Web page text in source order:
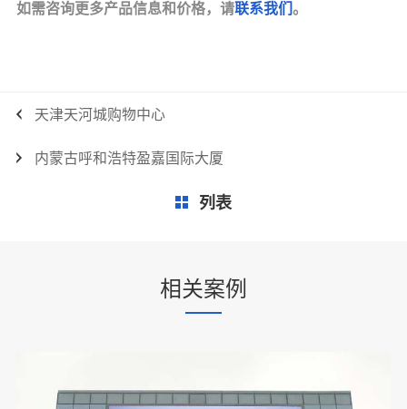
如需咨询更多产品信息和价格，请联系我们 。
天津天河城购物中心
内蒙古呼和浩特盈嘉国际大厦
列表
相关案例